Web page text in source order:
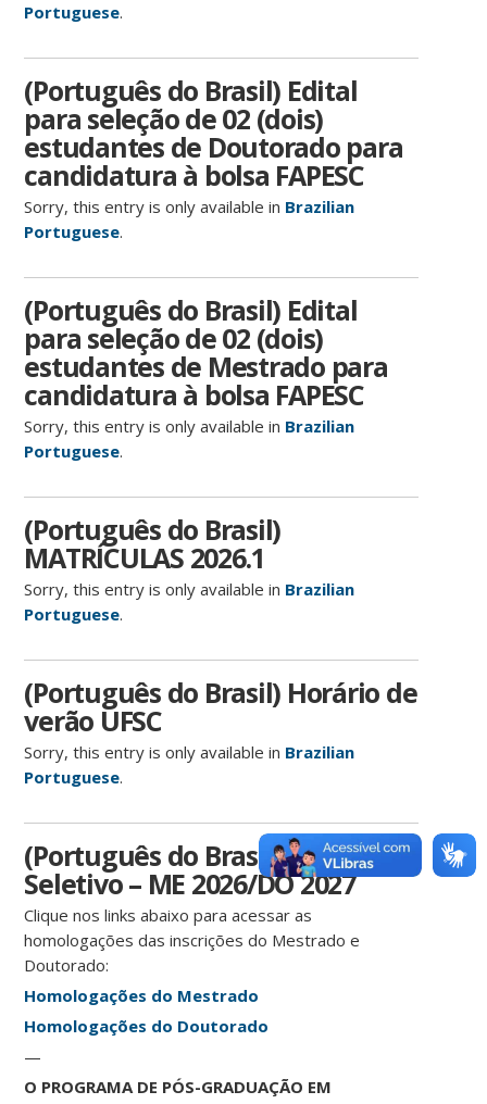
Portuguese.
(Português do Brasil) Edital
para seleção de 02 (dois)
estudantes de Doutorado para
candidatura à bolsa FAPESC
Sorry, this entry is only available in Brazilian
Portuguese.
(Português do Brasil) Edital
para seleção de 02 (dois)
estudantes de Mestrado para
candidatura à bolsa FAPESC
Sorry, this entry is only available in Brazilian
Portuguese.
(Português do Brasil)
MATRÍCULAS 2026.1
Sorry, this entry is only available in Brazilian
Portuguese.
(Português do Brasil) Horário de
verão UFSC
Sorry, this entry is only available in Brazilian
Portuguese.
(Português do Brasil) Processo
Seletivo – ME 2026/DO 2027
Clique nos links abaixo para acessar as
homologações das inscrições do Mestrado e
Doutorado:
Homologações do Mestrado
Homologações do Doutorado
—
O PROGRAMA DE PÓS-GRADUAÇÃO EM